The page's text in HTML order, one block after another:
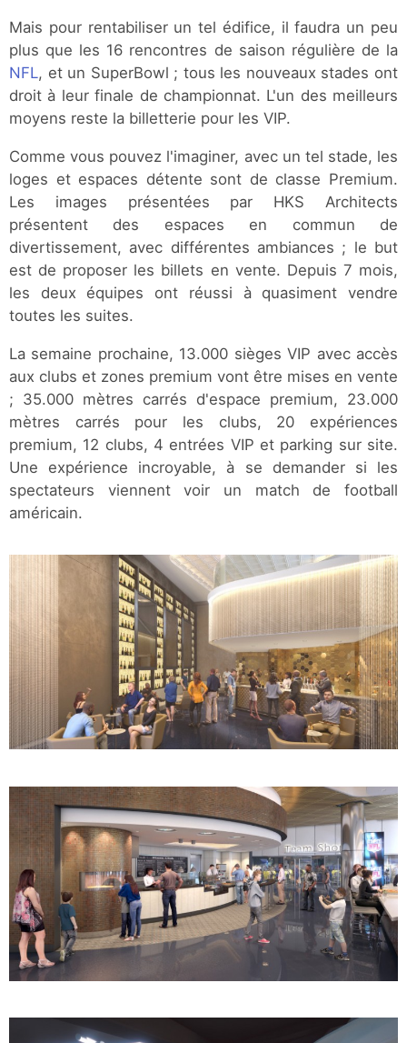
Mais pour rentabiliser un tel édifice, il faudra un peu
plus que les 16 rencontres de saison régulière de la
NFL, et un SuperBowl ; tous les nouveaux stades ont
droit à leur finale de championnat. L'un des meilleurs
moyens reste la billetterie pour les VIP.
Comme vous pouvez l'imaginer, avec un tel stade, les
loges et espaces détente sont de classe Premium.
Les images présentées par HKS Architects
présentent des espaces en commun de
divertissement, avec différentes ambiances ; le but
est de proposer les billets en vente. Depuis 7 mois,
les deux équipes ont réussi à quasiment vendre
toutes les suites.
La semaine prochaine, 13.000 sièges VIP avec accès
aux clubs et zones premium vont être mises en vente
; 35.000 mètres carrés d'espace premium, 23.000
mètres carrés pour les clubs, 20 expériences
premium, 12 clubs, 4 entrées VIP et parking sur site.
Une expérience incroyable, à se demander si les
spectateurs viennent voir un match de football
américain.